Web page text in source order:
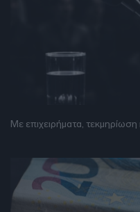
Με επιχειρήματα,